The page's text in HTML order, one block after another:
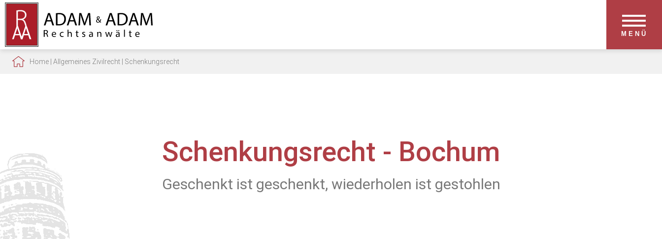
MENÜ
Home Allgemeines Zivilrecht Schenkungsrecht
Schenkungsrecht - Bochum
Geschenkt ist geschenkt, wiederholen ist gestohlen